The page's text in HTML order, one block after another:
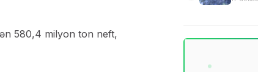
580,4 milyon ton neft,